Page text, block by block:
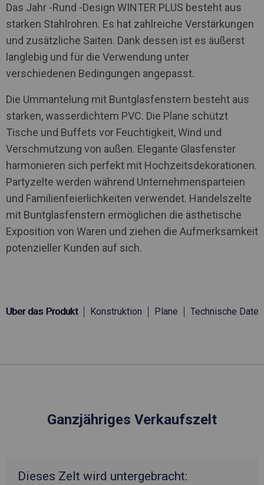
Das Jahr -Rund -Design WINTER PLUS besteht aus
starken Stahlrohren. Es hat zahlreiche Verstärkungen
und zusätzliche Saiten. Dank dessen ist es äußerst
langlebig und für die Verwendung unter
verschiedenen Bedingungen angepasst.
Die Ummantelung mit Buntglasfenstern besteht aus
starken, wasserdichtem PVC. Die Plane schützt
Tische und Buffets vor Feuchtigkeit, Wind und
Verschmutzung von außen. Elegante Glasfenster
harmonieren sich perfekt mit Hochzeitsdekorationen.
Partyzelte werden während Unternehmensparteien
und Familienfeierlichkeiten verwendet. Handelszelte
mit Buntglasfenstern ermöglichen die ästhetische
Exposition von Waren und ziehen die Aufmerksamkeit
potenzieller Kunden auf sich.
Über das Produkt Konstruktion Plane Technische Daten
Ganzjähriges Verkaufszelt
Dieses Zelt wird untergebracht: